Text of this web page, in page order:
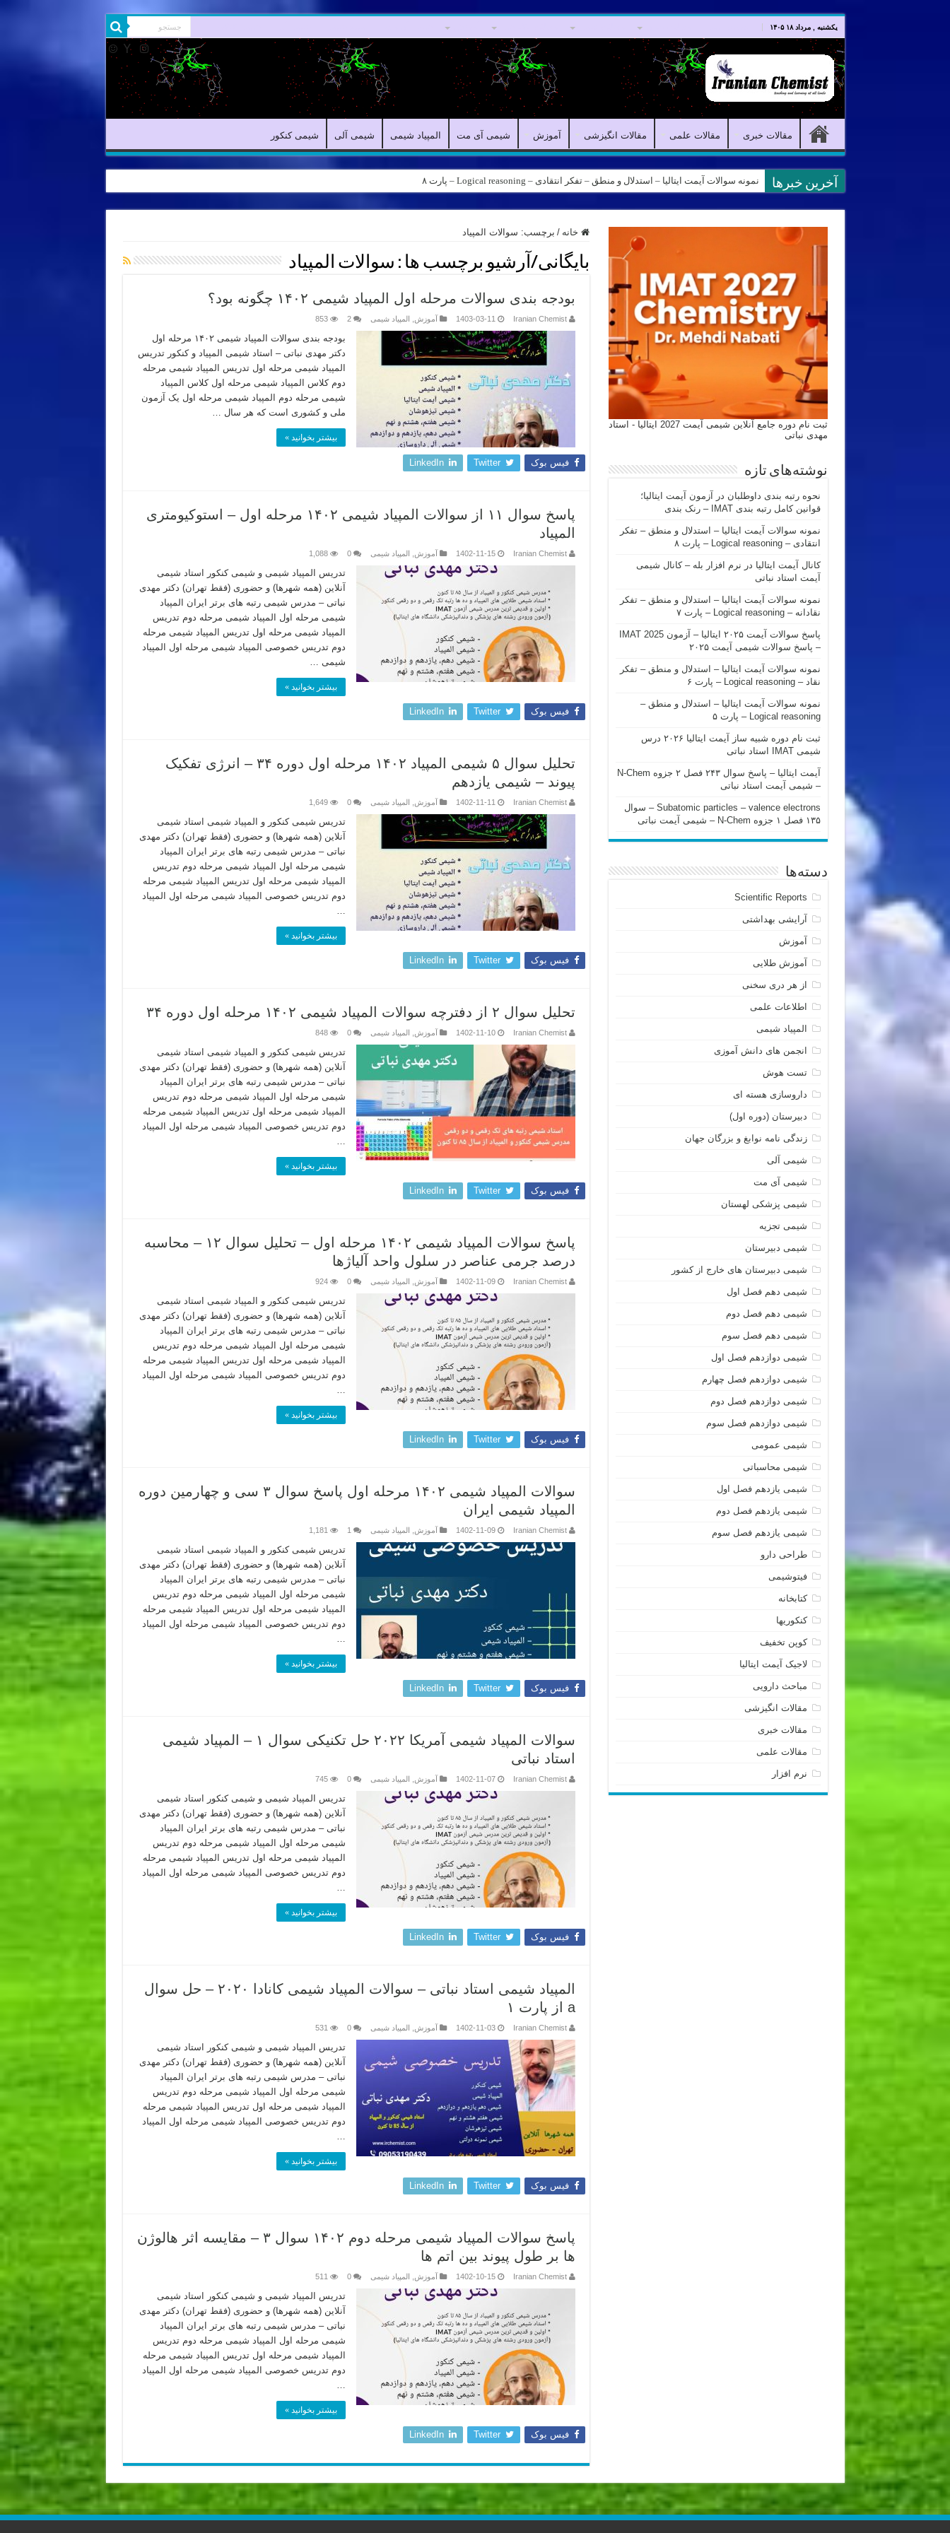
یکشنبه , مرداد ۱۸ ۱۴۰۵
مقالات خبری مقالات علمی مقالات انگیزشی آموزش شیمی آی مت المپیاد شیمی شیمی آلی شیمی کنکور
آخرین خبرها نمونه سوالات آیمت ایتالیا – استدلال و منطق – تفکر انتقادی – Logical reasoning – پارت ۸
خانه / برچسب: سوالات المپیاد
بایگانی/آرشیو برچسب ها : سوالات المپیاد
بودجه بندی سوالات مرحله اول المپیاد شیمی ۱۴۰۲ چگونه بود؟
Iranian Chemist
1403-03-11 آموزش المپیاد شیمی 2
853
بودجه بندی سوالات المپیاد شیمی ۱۴۰۲ مرحله اول
دکتر مهدی نباتی – استاد شیمی المپیاد و کنکور تدریس
المپیاد شیمی مرحله اول تدریس المپیاد شیمی مرحله
دوم کلاس المپیاد شیمی مرحله اول کلاس المپیاد
شیمی مرحله دوم المپیاد شیمی مرحله اول یک آزمون
ملی و کشوری است که هر سال …
بیشتر بخوانید »
فیس بوک Twitter
LinkedIn
پاسخ سوال ۱۱ از سوالات المپیاد شیمی ۱۴۰۲ مرحله اول – استوکیومتری
المپیاد
Iranian Chemist
1402-11-15 آموزش المپیاد شیمی 0
1,088
تدریس المپیاد شیمی و شیمی کنکور استاد شیمی
آنلاین (همه شهرها) و حضوری (فقط تهران) دکتر مهدی
نباتی – مدرس شیمی رتبه های برتر ایران المپیاد
شیمی مرحله اول المپیاد شیمی مرحله دوم تدریس
المپیاد شیمی مرحله اول تدریس المپیاد شیمی مرحله
دوم تدریس خصوصی المپیاد شیمی مرحله اول المپیاد
شیمی …
بیشتر بخوانید »
فیس بوک Twitter
LinkedIn
تحلیل سوال ۵ شیمی المپیاد ۱۴۰۲ مرحله اول دوره ۳۴ – انرژی تفکیک
پیوند – شیمی یازدهم
Iranian Chemist
1402-11-11 آموزش المپیاد شیمی 0
1,649
تدریس شیمی کنکور و المپیاد شیمی استاد شیمی
آنلاین (همه شهرها) و حضوری (فقط تهران) دکتر مهدی
نباتی – مدرس شیمی رتبه های برتر ایران المپیاد
شیمی مرحله اول المپیاد شیمی مرحله دوم تدریس
المپیاد شیمی مرحله اول تدریس المپیاد شیمی مرحله
دوم تدریس خصوصی المپیاد شیمی مرحله اول المپیاد
…
بیشتر بخوانید »
فیس بوک Twitter
LinkedIn
تحلیل سوال ۲ از دفترچه سوالات المپیاد شیمی ۱۴۰۲ مرحله اول دوره ۳۴
Iranian Chemist
1402-11-10 آموزش المپیاد شیمی 0
848
تدریس شیمی کنکور و المپیاد شیمی استاد شیمی
آنلاین (همه شهرها) و حضوری (فقط تهران) دکتر مهدی
نباتی – مدرس شیمی رتبه های برتر ایران المپیاد
شیمی مرحله اول المپیاد شیمی مرحله دوم تدریس
المپیاد شیمی مرحله اول تدریس المپیاد شیمی مرحله
دوم تدریس خصوصی المپیاد شیمی مرحله اول المپیاد
…
بیشتر بخوانید »
فیس بوک Twitter
LinkedIn
پاسخ سوالات المپیاد شیمی ۱۴۰۲ مرحله اول – تحلیل سوال ۱۲ – محاسبه
درصد جرمی عناصر در سلول واحد آلیاژها
Iranian Chemist
1402-11-09 آموزش المپیاد شیمی 0
924
تدریس شیمی کنکور و المپیاد شیمی استاد شیمی
آنلاین (همه شهرها) و حضوری (فقط تهران) دکتر مهدی
نباتی – مدرس شیمی رتبه های برتر ایران المپیاد
شیمی مرحله اول المپیاد شیمی مرحله دوم تدریس
المپیاد شیمی مرحله اول تدریس المپیاد شیمی مرحله
دوم تدریس خصوصی المپیاد شیمی مرحله اول المپیاد
…
بیشتر بخوانید »
فیس بوک Twitter
LinkedIn
سوالات المپیاد شیمی ۱۴۰۲ مرحله اول پاسخ سوال ۳ سی و چهارمین دوره
المپیاد شیمی ایران
Iranian Chemist
1402-11-09 آموزش المپیاد شیمی 1
1,181
تدریس شیمی کنکور و المپیاد شیمی استاد شیمی
آنلاین (همه شهرها) و حضوری (فقط تهران) دکتر مهدی
نباتی – مدرس شیمی رتبه های برتر ایران المپیاد
شیمی مرحله اول المپیاد شیمی مرحله دوم تدریس
المپیاد شیمی مرحله اول تدریس المپیاد شیمی مرحله
دوم تدریس خصوصی المپیاد شیمی مرحله اول المپیاد
…
بیشتر بخوانید »
فیس بوک Twitter
LinkedIn
سوالات المپیاد شیمی آمریکا ۲۰۲۲ حل تکنیکی سوال ۱ – المپیاد شیمی
استاد نباتی
Iranian Chemist
1402-11-07 آموزش المپیاد شیمی 0
745
تدریس المپیاد شیمی و شیمی کنکور استاد شیمی
آنلاین (همه شهرها) و حضوری (فقط تهران) دکتر مهدی
نباتی – مدرس شیمی رتبه های برتر ایران المپیاد
شیمی مرحله اول المپیاد شیمی مرحله دوم تدریس
المپیاد شیمی مرحله اول تدریس المپیاد شیمی مرحله
دوم تدریس خصوصی المپیاد شیمی مرحله اول المپیاد
…
بیشتر بخوانید »
فیس بوک Twitter
LinkedIn
المپیاد شیمی استاد نباتی – سوالات المپیاد شیمی کانادا ۲۰۲۰ – حل سوال
a از پارت ۱
Iranian Chemist
1402-11-03 آموزش المپیاد شیمی 0
531
تدریس المپیاد شیمی و شیمی کنکور استاد شیمی
آنلاین (همه شهرها) و حضوری (فقط تهران) دکتر مهدی
نباتی – مدرس شیمی رتبه های برتر ایران المپیاد
شیمی مرحله اول المپیاد شیمی مرحله دوم تدریس
المپیاد شیمی مرحله اول تدریس المپیاد شیمی مرحله
دوم تدریس خصوصی المپیاد شیمی مرحله اول المپیاد
…
بیشتر بخوانید »
فیس بوک Twitter
LinkedIn
پاسخ سوالات المپیاد شیمی مرحله دوم ۱۴۰۲ سوال ۳ – مقایسه اثر هالوژن
ها بر طول پیوند بین اتم ها
Iranian Chemist
1402-10-15 آموزش المپیاد شیمی 0
511
تدریس المپیاد شیمی و شیمی کنکور استاد شیمی
آنلاین (همه شهرها) و حضوری (فقط تهران) دکتر مهدی
نباتی – مدرس شیمی رتبه های برتر ایران المپیاد
شیمی مرحله اول المپیاد شیمی مرحله دوم تدریس
المپیاد شیمی مرحله اول تدریس المپیاد شیمی مرحله
دوم تدریس خصوصی المپیاد شیمی مرحله اول المپیاد
…
بیشتر بخوانید »
فیس بوک Twitter
LinkedIn
ثبت نام دوره جامع آنلاین شیمی آیمت 2027 ایتالیا - استاد
مهدی نباتی
نوشته‌های تازه
نحوه رتبه بندی داوطلبان در آزمون آیمت ایتالیا؛
قوانین کامل رتبه بندی IMAT – رنک بندی
نمونه سوالات آیمت ایتالیا – استدلال و منطق – تفکر
انتقادی – Logical reasoning – پارت ۸
کانال آیمت ایتالیا در نرم افزار بله – کانال شیمی
آیمت استاد نباتی
نمونه سوالات آیمت ایتالیا – استدلال و منطق – تفکر
نقادانه – Logical reasoning – پارت ۷
پاسخ سوالات آیمت ۲۰۲۵ ایتالیا – آزمون IMAT 2025
– پاسخ سوالات شیمی آیمت ۲۰۲۵
نمونه سوالات آیمت ایتالیا – استدلال و منطق – تفکر
نقاد – Logical reasoning – پارت ۶
نمونه سوالات آیمت ایتالیا – استدلال و منطق –
Logical reasoning – پارت ۵
ثبت نام دوره شبیه ساز آیمت ایتالیا ۲۰۲۶ درس
شیمی IMAT استاد نباتی
آیمت ایتالیا – پاسخ سوال ۲۴۳ فصل ۲ جزوه N-Chem
– شیمی آیمت استاد نباتی
Subatomic particles – valence electrons – سوال
۱۳۵ فصل ۱ جزوه N-Chem – شیمی آیمت نباتی
دسته‌ها
Scientific Reports
آرایشی بهداشتی
آموزش
آموزش طلایی
از هر دری سخنی
اطلاعات علمی
المپیاد شیمی
انجمن های دانش آموزی
تست هوش
داروسازی هسته ای
دبیرستان (دوره اول)
زندگی نامه نوابغ و بزرگان جهان
شیمی آلی
شیمی آی مت
شیمی پزشکی لهستان
شیمی تجزیه
شیمی دبیرستان
شیمی دبیرستان های خارج از کشور
شیمی دهم فصل اول
شیمی دهم فصل دوم
شیمی دهم فصل سوم
شیمی دوازدهم فصل اول
شیمی دوازدهم فصل چهارم
شیمی دوازدهم فصل دوم
شیمی دوازدهم فصل سوم
شیمی عمومی
شیمی محاسباتی
شیمی یازدهم فصل اول
شیمی یازدهم فصل دوم
شیمی یازدهم فصل سوم
طراحی دارو
فیتوشیمی
کتابخانه
کنکوریها
کوپن تخفیف
لاجیک آیمت ایتالیا
مباحث دارویی
مقالات انگیزشی
مقالات خبری
مقالات علمی
نرم افزار